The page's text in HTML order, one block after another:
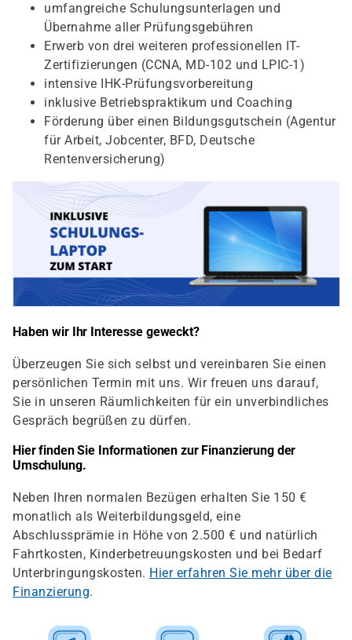
umfangreiche Schulungsunterlagen und
Übernahme aller Prüfungsgebühren
Erwerb von drei weiteren professionellen IT-
Zertifizierungen (CCNA, MD-102 und LPIC-1)
intensive IHK-Prüfungsvorbereitung
inklusive Betriebspraktikum und Coaching
Förderung über einen Bildungsgutschein (Agentur
für Arbeit, Jobcenter, BFD, Deutsche
Rentenversicherung)
Haben wir Ihr Interesse geweckt?
Überzeugen Sie sich selbst und vereinbaren Sie einen
persönlichen Termin mit uns. Wir freuen uns darauf,
Sie in unseren Räumlichkeiten für ein unverbindliches
Gespräch begrüßen zu dürfen.
Hier finden Sie Informationen zur Finanzierung der
Umschulung.
Neben Ihren normalen Bezügen erhalten Sie 150 €
monatlich als Weiterbildungsgeld, eine
Abschlussprämie in Höhe von 2.500 € und natürlich
Fahrtkosten, Kinderbetreuungskosten und bei Bedarf
Unterbringungskosten. Hier erfahren Sie mehr über die
Finanzierung.